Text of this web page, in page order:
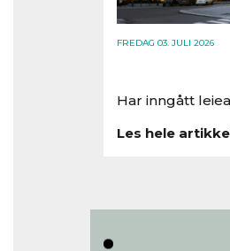
FREDAG 03. JULI 2026
Har inngått
Les hele